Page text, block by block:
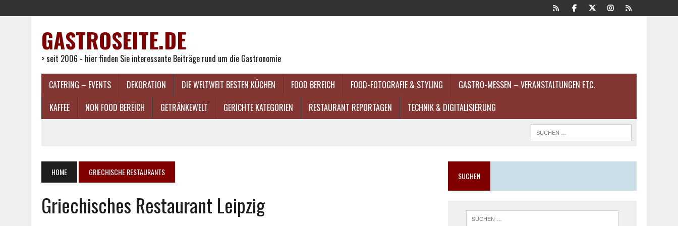
GASTROSEITE.DE
> seit 2006 - hier finden Sie interessante Beiträge rund um die Gastronomie
CATERING – EVENTS DEKORATION DIE WELTWEIT BESTEN KÜCHEN FOOD BEREICH FOOD-FOTOGRAFIE & STYLING
GASTRO-MESSEN – VERANSTALTUNGEN ETC.
KAFFEE
NON FOOD BEREICH GETRÄNKEWELT GERICHTE KATEGORIEN RESTAURANT REPORTAGEN TECHNIK & DIGITALISIERUNG
HOME GRIECHISCHE RESTAURANTS
Griechisches Restaurant Leipzig
SUCHEN